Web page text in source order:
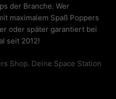
der Branche. Wer
maximalem Spaß Poppers
oder später garantiert bei
seit 2012!
Shop. Deine Space Station